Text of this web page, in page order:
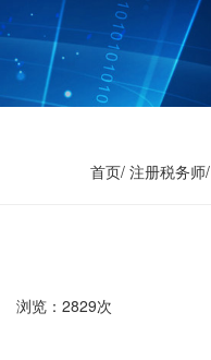
首页/ 注册税务师/
浏览： 2829次